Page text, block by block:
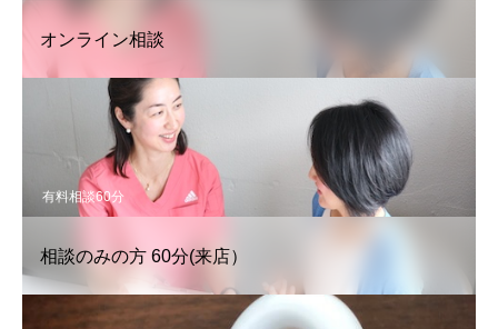
オンライン相談
有料相談60分
相談のみの方 60分(来店）